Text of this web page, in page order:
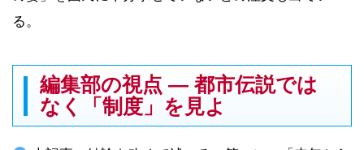
る。
編集部の視点 ― 都市伝説では
なく「制度」を見よ